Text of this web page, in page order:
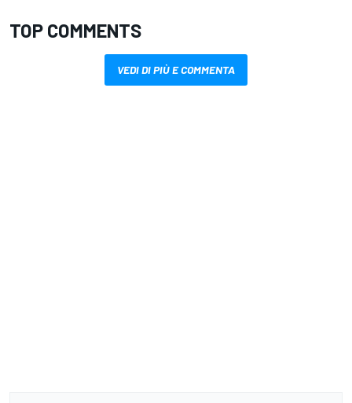
TOP COMMENTS
VEDI DI PIÙ E COMMENTA